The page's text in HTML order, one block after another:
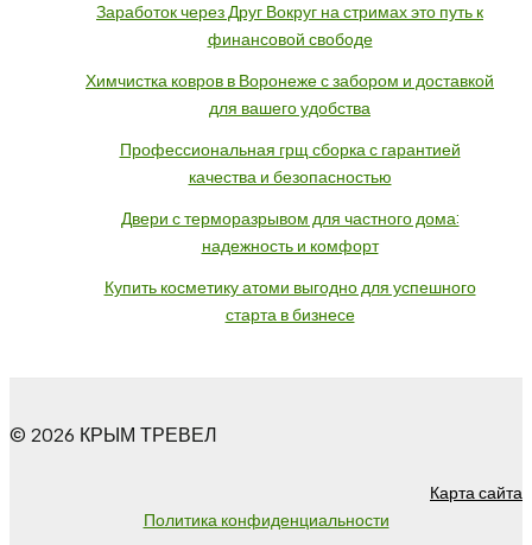
Заработок через Друг Вокруг на стримах это путь к
финансовой свободе
Химчистка ковров в Воронеже с забором и доставкой
для вашего удобства
Профессиональная грщ сборка с гарантией
качества и безопасностью
Двери с терморазрывом для частного дома:
надежность и комфорт
Купить косметику атоми выгодно для успешного
старта в бизнесе
© 2026 КРЫМ ТРЕВЕЛ
Карта сайта
Политика конфиденциальности